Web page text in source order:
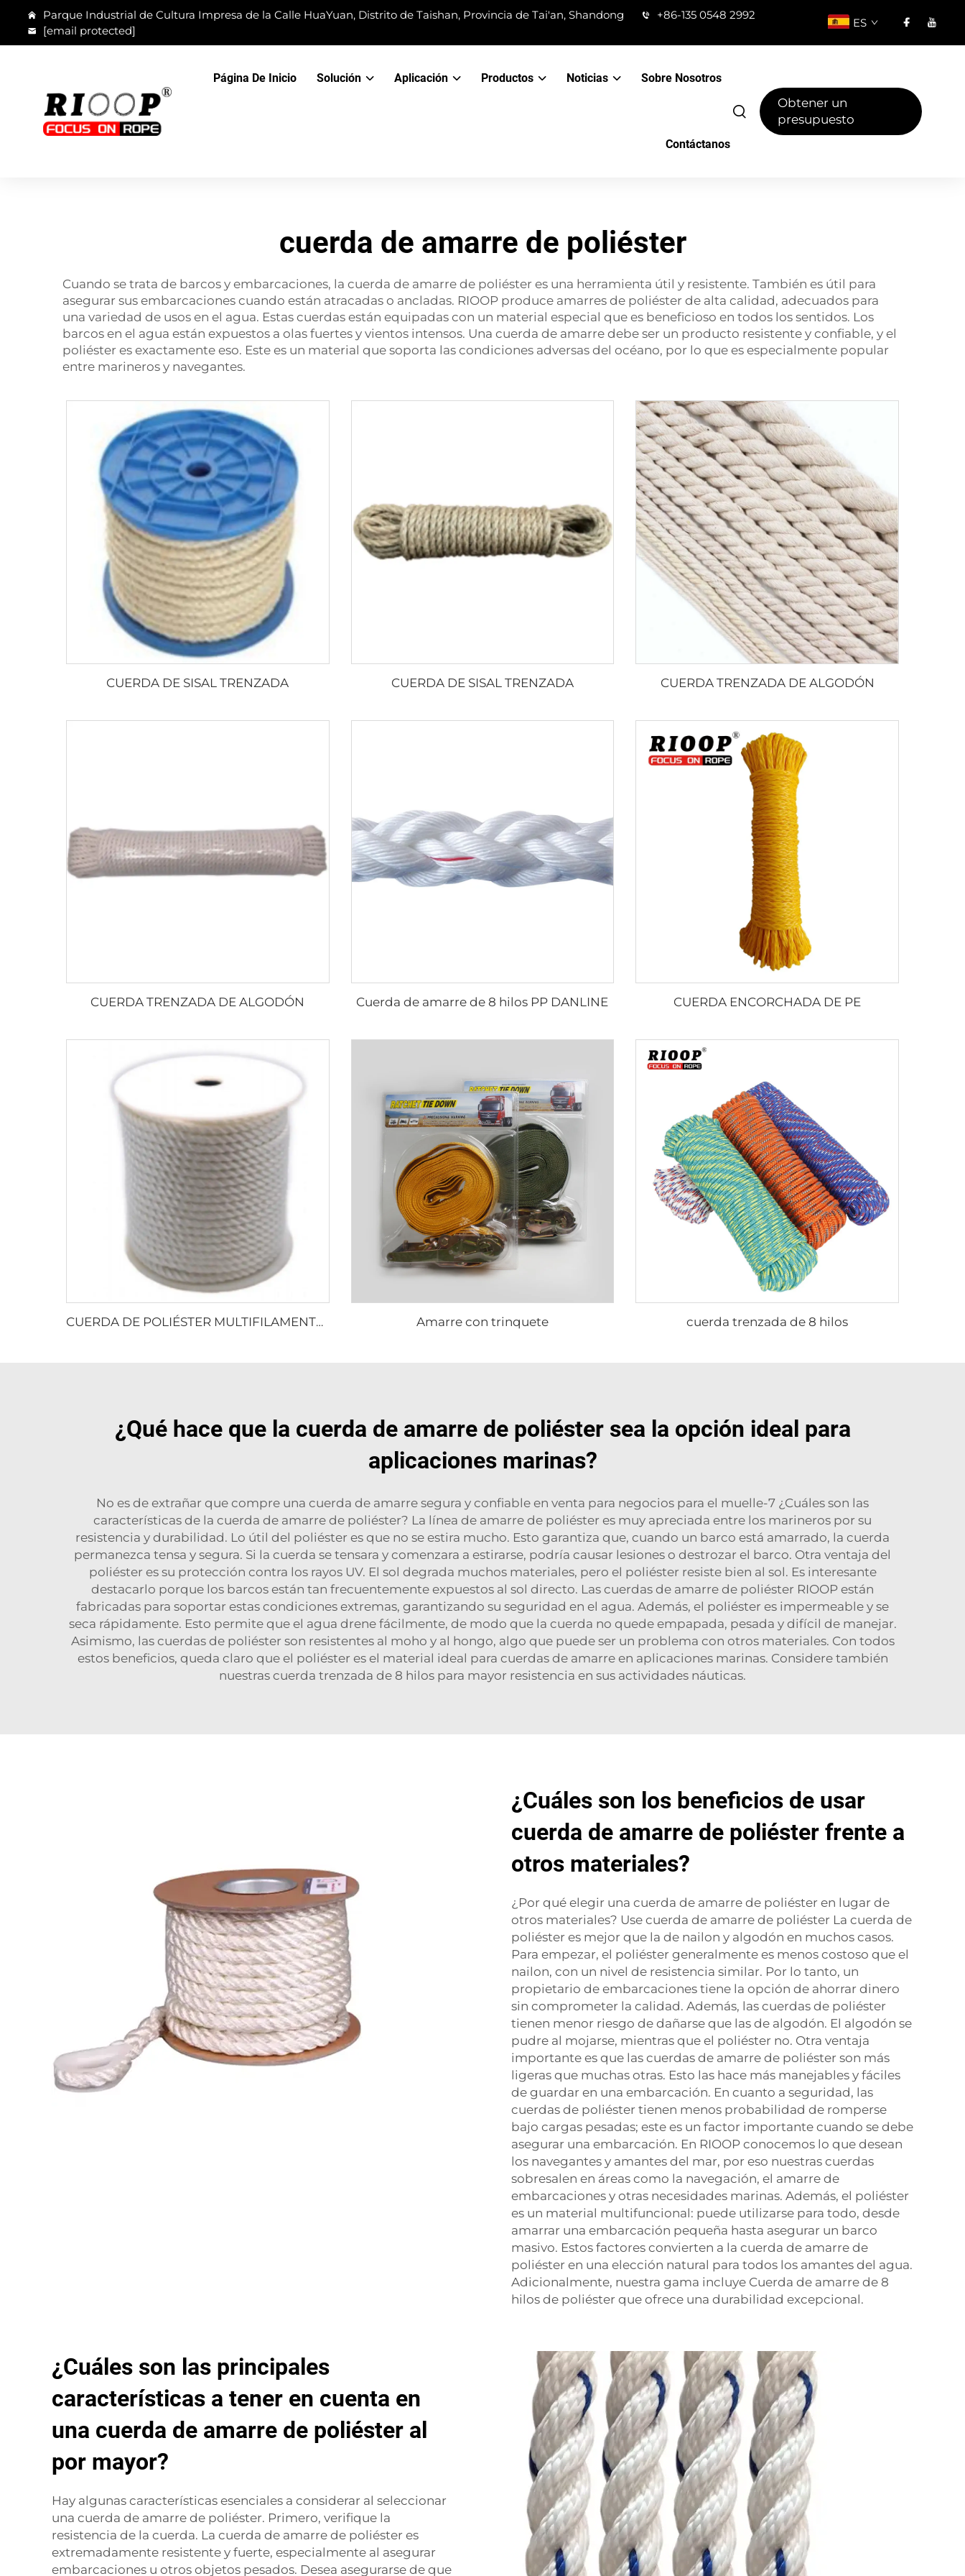
Parque Industrial de Cultura Impresa de la Calle HuaYuan, Distrito de Taishan, Provincia de Tai'an, Shandong
+86-135 0548 2992
[email protected]
ES
Página De Inicio Solución Aplicación Productos Noticias Sobre Nosotros
Contáctanos
Obtener un
presupuesto
cuerda de amarre de poliéster
Cuando se trata de barcos y embarcaciones, la cuerda de amarre de poliéster es una herramienta útil y resistente. También es útil para
asegurar sus embarcaciones cuando están atracadas o ancladas. RIOOP produce amarres de poliéster de alta calidad, adecuados para
una variedad de usos en el agua. Estas cuerdas están equipadas con un material especial que es beneficioso en todos los sentidos. Los
barcos en el agua están expuestos a olas fuertes y vientos intensos. Una cuerda de amarre debe ser un producto resistente y confiable, y el
poliéster es exactamente eso. Este es un material que soporta las condiciones adversas del océano, por lo que es especialmente popular
entre marineros y navegantes.
CUERDA DE SISAL TRENZADA CUERDA DE SISAL TRENZADA CUERDA TRENZADA DE ALGODÓN
CUERDA TRENZADA DE ALGODÓN Cuerda de amarre de 8 hilos PP DANLINE CUERDA ENCORCHADA DE PE
CUERDA DE POLIÉSTER MULTIFILAMENTO RETORCIDA Amarre con trinquete cuerda trenzada de 8 hilos
¿Qué hace que la cuerda de amarre de poliéster sea la opción ideal para
aplicaciones marinas?
No es de extrañar que compre una cuerda de amarre segura y confiable en venta para negocios para el muelle-7 ¿Cuáles son las
características de la cuerda de amarre de poliéster? La línea de amarre de poliéster es muy apreciada entre los marineros por su
resistencia y durabilidad. Lo útil del poliéster es que no se estira mucho. Esto garantiza que, cuando un barco está amarrado, la cuerda
permanezca tensa y segura. Si la cuerda se tensara y comenzara a estirarse, podría causar lesiones o destrozar el barco. Otra ventaja del
poliéster es su protección contra los rayos UV. El sol degrada muchos materiales, pero el poliéster resiste bien al sol. Es interesante
destacarlo porque los barcos están tan frecuentemente expuestos al sol directo. Las cuerdas de amarre de poliéster RIOOP están
fabricadas para soportar estas condiciones extremas, garantizando su seguridad en el agua. Además, el poliéster es impermeable y se
seca rápidamente. Esto permite que el agua drene fácilmente, de modo que la cuerda no quede empapada, pesada y difícil de manejar.
Asimismo, las cuerdas de poliéster son resistentes al moho y al hongo, algo que puede ser un problema con otros materiales. Con todos
estos beneficios, queda claro que el poliéster es el material ideal para cuerdas de amarre en aplicaciones marinas. Considere también
nuestras cuerda trenzada de 8 hilos para mayor resistencia en sus actividades náuticas.
¿Cuáles son los beneficios de usar
cuerda de amarre de poliéster frente a
otros materiales?
¿Por qué elegir una cuerda de amarre de poliéster en lugar de
otros materiales? Use cuerda de amarre de poliéster La cuerda de
poliéster es mejor que la de nailon y algodón en muchos casos.
Para empezar, el poliéster generalmente es menos costoso que el
nailon, con un nivel de resistencia similar. Por lo tanto, un
propietario de embarcaciones tiene la opción de ahorrar dinero
sin comprometer la calidad. Además, las cuerdas de poliéster
tienen menor riesgo de dañarse que las de algodón. El algodón se
pudre al mojarse, mientras que el poliéster no. Otra ventaja
importante es que las cuerdas de amarre de poliéster son más
ligeras que muchas otras. Esto las hace más manejables y fáciles
de guardar en una embarcación. En cuanto a seguridad, las
cuerdas de poliéster tienen menos probabilidad de romperse
bajo cargas pesadas; este es un factor importante cuando se debe
asegurar una embarcación. En RIOOP conocemos lo que desean
los navegantes y amantes del mar, por eso nuestras cuerdas
sobresalen en áreas como la navegación, el amarre de
embarcaciones y otras necesidades marinas. Además, el poliéster
es un material multifuncional: puede utilizarse para todo, desde
amarrar una embarcación pequeña hasta asegurar un barco
masivo. Estos factores convierten a la cuerda de amarre de
poliéster en una elección natural para todos los amantes del agua.
Adicionalmente, nuestra gama incluye Cuerda de amarre de 8
hilos de poliéster que ofrece una durabilidad excepcional.
¿Cuáles son las principales
características a tener en cuenta en
una cuerda de amarre de poliéster al
por mayor?
Hay algunas características esenciales a considerar al seleccionar
una cuerda de amarre de poliéster. Primero, verifique la
resistencia de la cuerda. La cuerda de amarre de poliéster es
extremadamente resistente y fuerte, especialmente al asegurar
embarcaciones u otros objetos pesados. Desea asegurarse de que